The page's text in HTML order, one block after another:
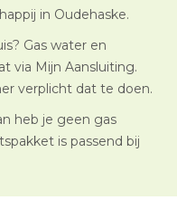
in Oudehaske.
Gas water en
via Mijn Aansluiting.
verplicht dat te doen.
heb je geen gas
is passend bij